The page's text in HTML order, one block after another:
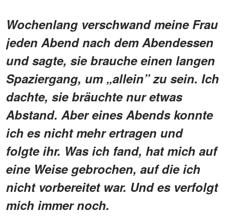
Wochenlang verschwand meine Frau
jeden Abend nach dem Abendessen
und sagte, sie brauche einen langen
Spaziergang, um „allein” zu sein. Ich
dachte, sie bräuchte nur etwas
Abstand. Aber eines Abends konnte
ich es nicht mehr ertragen und
folgte ihr. Was ich fand, hat mich auf
eine Weise gebrochen, auf die ich
nicht vorbereitet war. Und es verfolgt
mich immer noch.